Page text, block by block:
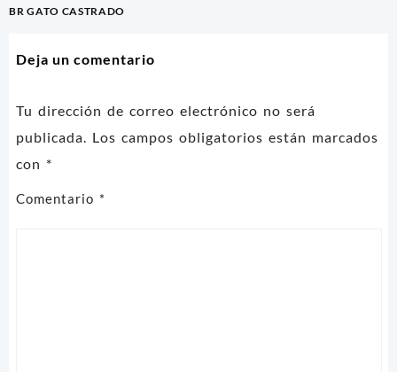
Navegación
BR GATO CASTRADO
Deja un comentario
Tu dirección de correo electrónico no será
publicada. Los campos obligatorios están marcados
con *
Comentario *